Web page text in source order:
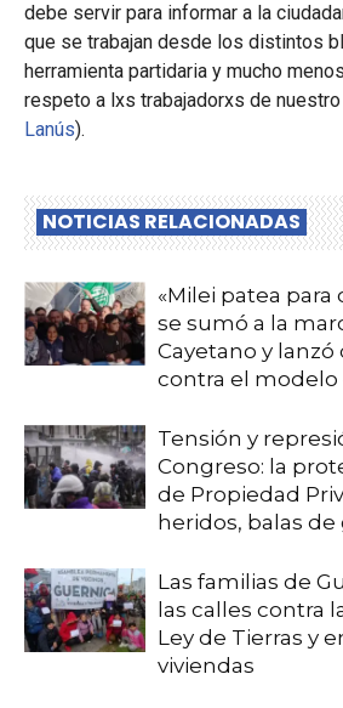
debe servir para informar a la
que se trabajan desde los distintos
herramienta partidaria y mucho
respeto a lxs trabajadorxs de
Lanús).
NOTICIAS RELACIONADAS
«Milei patea para
se sumó a la
Cayetano y lanzó
contra el
Tensión y
Congreso: la
de Propiedad
heridos, balas
Las familias de
las calles contra
Ley de Tierras y
viviendas